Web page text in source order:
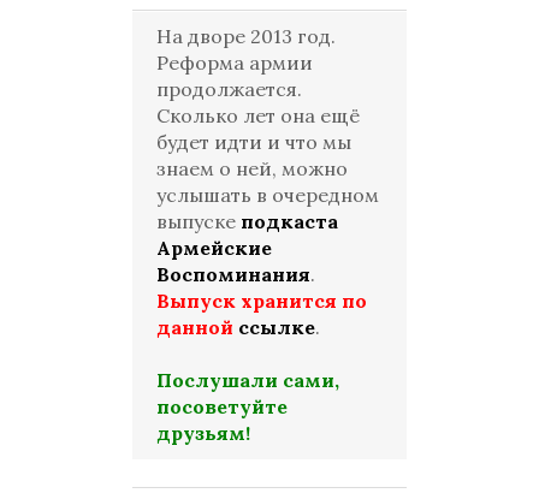
На дворе 2013 год.
Реформа армии
продолжается.
Сколько лет она ещё
будет идти и что мы
знаем о ней, можно
услышать в очередном
выпуске подкаста
Армейские
Воспоминания.
Выпуск хранится по
данной ссылке.
Послушали сами,
посоветуйте
друзьям!